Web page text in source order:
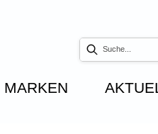
MARKEN